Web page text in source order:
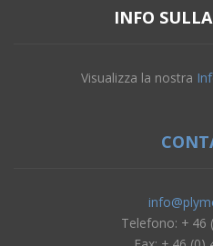
INFO SULLA
Visualizza la nostra
Telefono: + 46